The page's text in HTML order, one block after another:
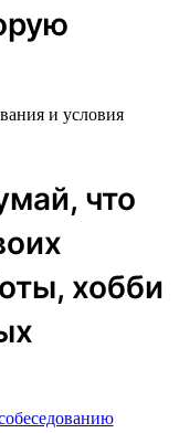
и условия
что
хобби